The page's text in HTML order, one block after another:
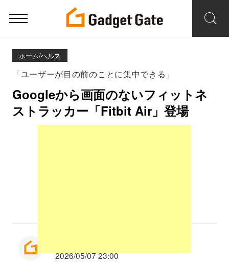
ホーム/ヘルス
「ユーザーが目の前のことに集中できる」
Googleから画面のないフィットネ
ストラッカー「Fitbit Air」登場
2026/05/07 23:00